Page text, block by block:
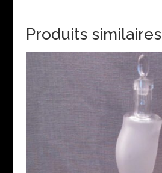
Produits similaires